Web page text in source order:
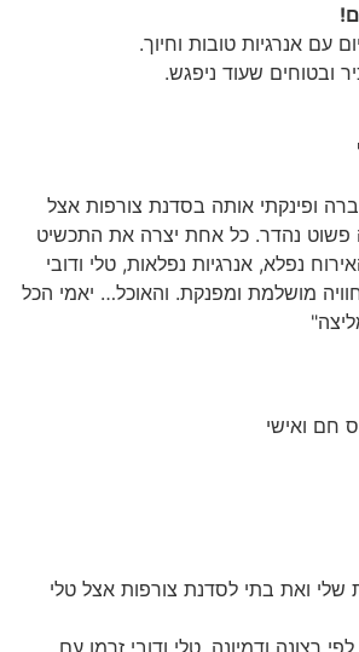
עם אנרגיות טובות וחיוך.
ובטוחים שעוד ניפגש.
ופינקתי אותה בסדנת צורפות אצל
פשוט נהדר. כל אחת יצרה את התכשיט
נפלא, אנרגיות נפלאות, טלי ודובי
מושלמת ומפנקת. והאוכל… יאמי הכל
חם ואישי
ואת בתי לסדנת צורפות אצל טלי
רצונה ודמיונה. טלי ודובי זרמו עם